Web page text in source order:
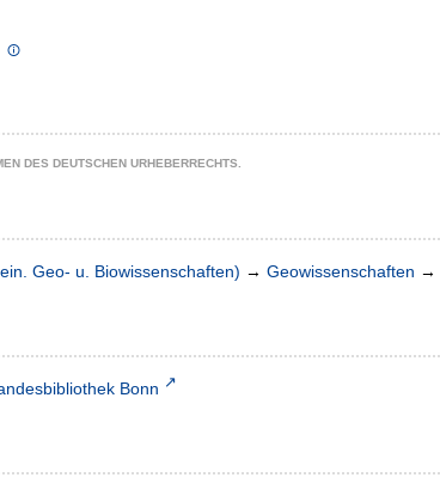
DES DEUTSCHEN URHEBERRECHTS.
Geo- u. Biowissenschaften) → Geowissenschaften →
Bonn